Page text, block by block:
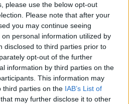
please use the below opt-out
Please note that after your
you may continue seeing
personal information utilized by
disclosed to third parties prior to
opt-out of the further
information by third parties on the
This information may
third parties on the IAB’s List of
that may further disclose it to other